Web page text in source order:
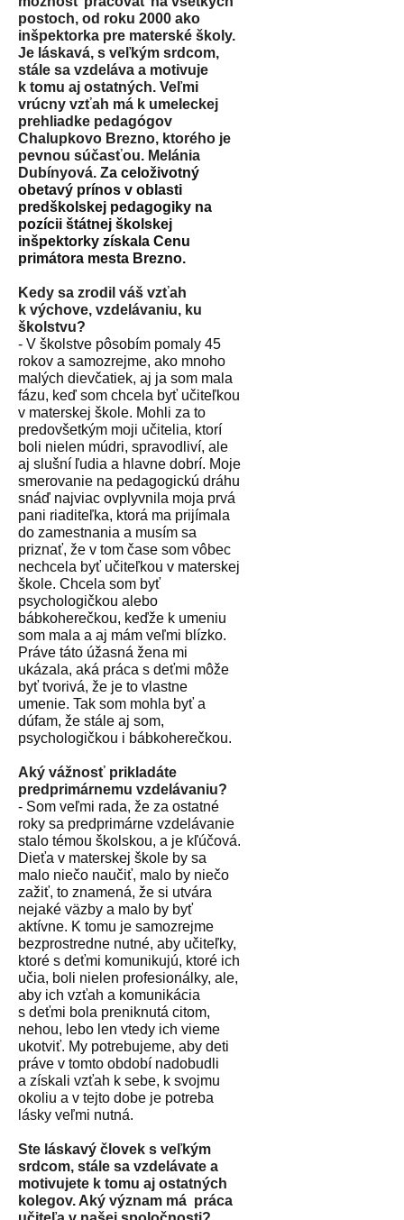
postoch, od roku 2000 ako
inšpektorka pre materské školy.
Je láskavá, s veľkým srdcom,
stále sa vzdeláva a motivuje
k tomu aj ostatných. Veľmi
vrúcny vzťah má k umeleckej
prehliadke pedagógov
Chalupkovo Brezno, ktorého je
pevnou súčasťou. Melánia
Dubínyová. Za celoživotný
obetavý prínos v oblasti
predškolskej pedagogiky na
pozícii štátnej školskej
inšpektorky získala Cenu
primátora mesta Brezno.
Kedy sa zrodil váš vzťah
k výchove, vzdelávaniu, ku
školstvu?
- V školstve pôsobím pomaly 45
rokov a samozrejme, ako mnoho
malých dievčatiek, aj ja som mala
fázu, keď som chcela byť učiteľkou
v materskej škole. Mohli za to
predovšetkým moji učitelia, ktorí
boli nielen múdri, spravodliví, ale
aj slušní ľudia a hlavne dobrí. Moje
smerovanie na pedagogickú dráhu
snáď najviac ovplyvnila moja prvá
pani riaditeľka, ktorá ma prijímala
do zamestnania a musím sa
priznať, že v tom čase som vôbec
nechcela byť učiteľkou v materskej
škole. Chcela som byť
psychologičkou alebo
bábkoherečkou, keďže k umeniu
som mala a aj mám veľmi blízko.
Práve táto úžasná žena mi
ukázala, aká práca s deťmi môže
byť tvorivá, že je to vlastne
umenie. Tak som mohla byť a
dúfam, že stále aj som,
psychologičkou i bábkoherečkou.
Aký vážnosť prikladáte
predprimárnemu vzdelávaniu?
- Som veľmi rada, že za ostatné
roky sa predprimárne vzdelávanie
stalo témou školskou, a je kľúčová.
Dieťa v materskej škole by sa
malo niečo naučiť, malo by niečo
zažiť, to znamená, že si utvára
nejaké väzby a malo by byť
aktívne. K tomu je samozrejme
bezprostredne nutné, aby učiteľky,
ktoré s deťmi komunikujú, ktoré ich
učia, boli nielen profesionálky, ale,
aby ich vzťah a komunikácia
s deťmi bola preniknutá citom,
nehou, lebo len vtedy ich vieme
ukotviť. My potrebujeme, aby deti
práve v tomto období nadobudli
a získali vzťah k sebe, k svojmu
okoliu a v tejto dobe je potreba
lásky veľmi nutná.
Ste láskavý človek s veľkým
srdcom, stále sa vzdelávate a
motivujete k tomu aj ostatných
kolegov. Aký význam má práca